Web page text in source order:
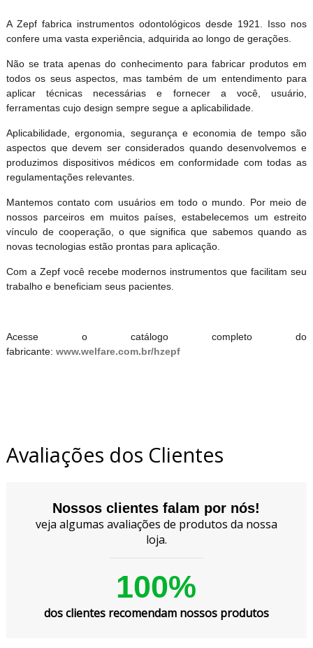
A Zepf fabrica instrumentos odontológicos desde 1921. Isso nos
confere uma vasta experiência, adquirida ao longo de gerações.
Não se trata apenas do conhecimento para fabricar produtos em
todos os seus aspectos, mas também de um entendimento para
aplicar técnicas necessárias e fornecer a você, usuário,
ferramentas cujo design sempre segue a aplicabilidade.
Aplicabilidade, ergonomia, segurança e economia de tempo são
aspectos que devem ser considerados quando desenvolvemos e
produzimos dispositivos médicos em conformidade com todas as
regulamentações relevantes.
Mantemos contato com usuários em todo o mundo. Por meio de
nossos parceiros em muitos países, estabelecemos um estreito
vínculo de cooperação, o que significa que sabemos quando as
novas tecnologias estão prontas para aplicação.
Com a Zepf você recebe modernos instrumentos que facilitam seu
trabalho e beneficiam seus pacientes.
Acesse o catálogo completo do
fabricante: www.welfare.com.br/hzepf
Avaliações dos Clientes
Nossos clientes falam por nós!
veja algumas avaliações de produtos da nossa
loja.
100%
dos clientes recomendam nossos produtos